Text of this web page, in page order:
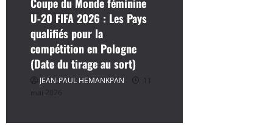
U-20 FIFA 2026 : Les Pays
qualifiés pour la
compétition en Pologne
(Date du tirage au sort)
JEAN-PAUL HEMANKPAN
11
mai 2026